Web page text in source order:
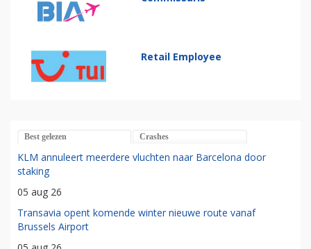
Retail Employee
Best gelezen Crashes
KLM annuleert meerdere vluchten naar Barcelona door
staking
05 aug 26
Transavia opent komende winter nieuwe route vanaf
Brussels Airport